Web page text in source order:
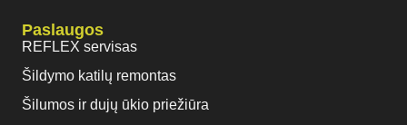
Paslaugos
REFLEX servisas
Šildymo katilų remontas
Šilumos ir dujų ūkio priežiūra